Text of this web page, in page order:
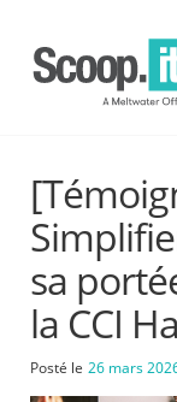
sa
la CCI
Posté le 26 mars